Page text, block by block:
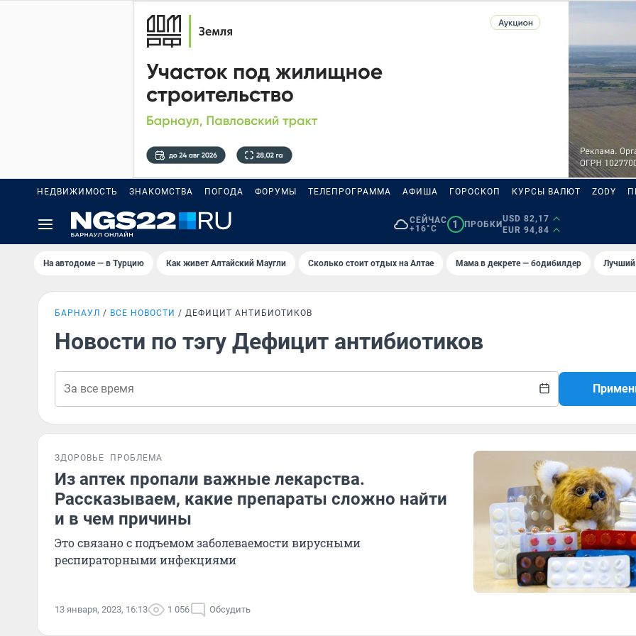
НЕДВИЖИМОСТЬ ЗНАКОМСТВА ПОГОДА ФОРУМЫ ТЕЛЕПРОГРАММА АФИША ГОРОСКОП КУРСЫ ВАЛЮТ ZODY
СЕЙЧАС
+16°C
1 ПРОБКИ
USD 82,17
EUR 94,84
На автодоме — в Турцию Как живет Алтайский Маугли Сколько стоит отдых на Алтае Мама в декрете — бодибилдер
БАРНАУЛ ВСЕ НОВОСТИ ДЕФИЦИТ АНТИБИОТИКОВ
Новости по тэгу Дефицит антибиотиков
ЗДОРОВЬЕ ПРОБЛЕМА
Из аптек пропали важные лекарства.
Рассказываем, какие препараты сложно найти
и в чем причины
Это связано с подъемом заболеваемости вирусными
респираторными инфекциями
13 января, 2023, 16:13 1 056 Обсудить